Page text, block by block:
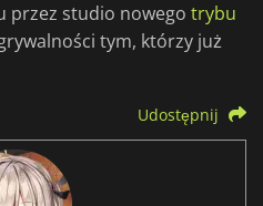
przez studio nowego trybu
tym, którzy już
Udostępnij